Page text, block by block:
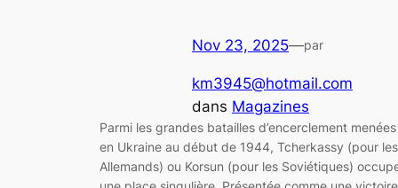
Nov 23, 2025—par
km3945@hotmail.com
dans Magazines
Parmi les grandes batailles d’encerclement menées
en Ukraine au début de 1944, Tcherkassy (pour les
Allemands) ou Korsun (pour les Soviétiques)